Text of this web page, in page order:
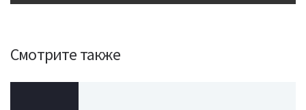
Смотрите также